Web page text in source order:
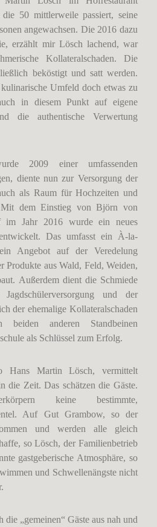
50 mittlerweile passiert, seine
angewachsen. Die 2016 dazu
erzählt mir Lösch lachend, war
Kollateralschaden. Die
beköstigt und satt werden.
Umfeld doch etwas zu
in diesem Punkt auf eigene
die authentische Verwertung
2009 einer umfassenden
diente nun zur Versorgung der
als Raum für Hochzeiten und
dem Einstieg von Björn von
im Jahr 2016 wurde ein neues
Das umfasst ein À-la-
Angebot auf der Veredelung
Produkte aus Wald, Feld, Weiden,
Außerdem dient die Schmiede
und der
der ehemalige Kollateralschaden
beiden anderen Standbeinen
als Schlüssel zum Erfolg.
Hans Martin Lösch, vermittelt
die Zeit. Das schätzen die Gäste.
keine bestimmte,
Auf Gut Grambow, so der
und werden alle gleich
so Lösch, der Familienbetrieb
gastgeberische Atmosphäre, so
und Schwellenängste nicht
die „gemeinen“ Gäste aus nah und